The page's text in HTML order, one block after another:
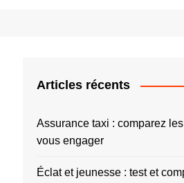
Articles récents
Assurance taxi : comparez
vous engager
Éclat et jeunesse : test et